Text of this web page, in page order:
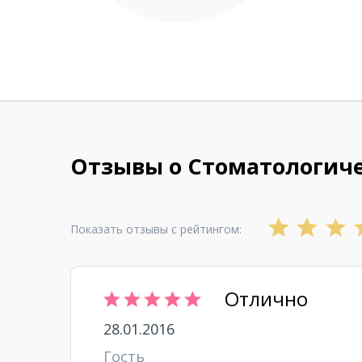
Отзывы о
Показать отзывы с рейтингом:
Отлично
28.01.2016
Гость